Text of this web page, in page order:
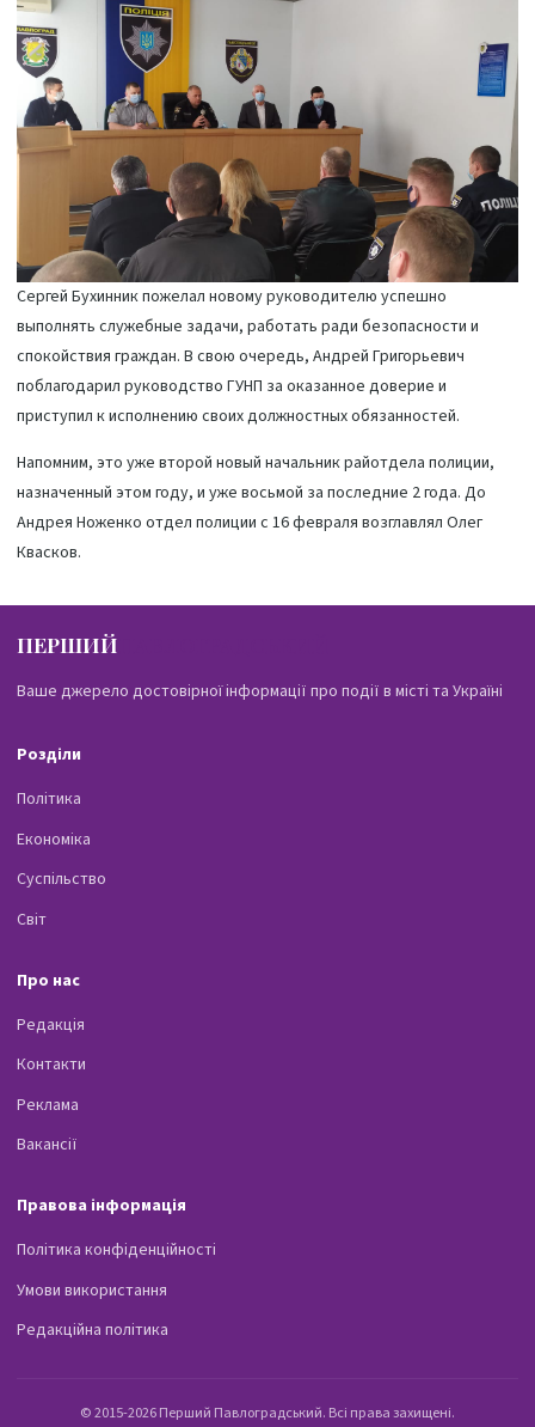
Сергей Бухинник пожелал новому руководителю успешно
выполнять служебные задачи, работать ради безопасности и
спокойствия граждан. В свою очередь, Андрей Григорьевич
поблагодарил руководство ГУНП за оказанное доверие и
приступил к исполнению своих должностных обязанностей.
Напомним, это уже второй новый начальник райотдела полиции,
назначенный этом году, и уже восьмой за последние 2 года. До
Андрея Ноженко отдел полиции с 16 февраля возглавлял Олег
Квасков.
ПЕРШИЙ
Ваше джерело достовірної інформації про події в місті та Україні
Розділи
Політика
Економіка
Суспільство
Світ
Про нас
Редакція
Контакти
Реклама
Вакансії
Правова інформація
Політика конфіденційності
Умови використання
Редакційна політика
© 2015-2026 Перший Павлоградський. Всі права захищені.